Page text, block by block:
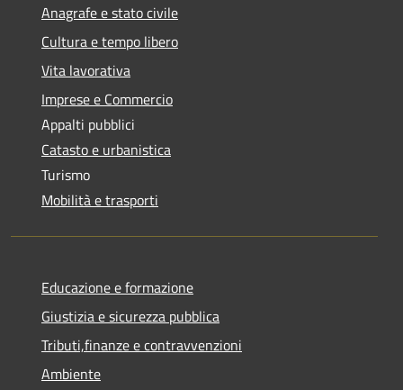
Anagrafe e stato civile
Cultura e tempo libero
Vita lavorativa
Imprese e Commercio
Appalti pubblici
Catasto e urbanistica
Turismo
Mobilità e trasporti
Educazione e formazione
Giustizia e sicurezza pubblica
Tributi,finanze e contravvenzioni
Ambiente